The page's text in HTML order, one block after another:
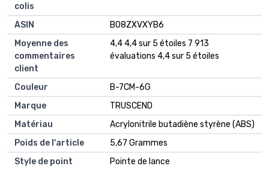
colis
ASIN
‎B08ZXVXYB6
Moyenne des
commentaires
client
4,4 4,4 sur 5 étoiles 7 913
évaluations 4,4 sur 5 étoiles
Couleur
B-7CM-6G
Marque
TRUSCEND
Matériau
Acrylonitrile butadiène styrène (ABS)
Poids de l'article
5,67 Grammes
Style de point
Pointe de lance